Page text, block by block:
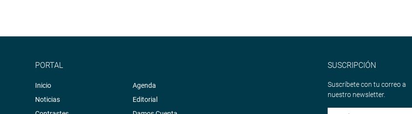
PORTAL
Inicio
Noticias
Agenda
Editorial
SUSCRIPCIÓN
Suscríbete con tu correo a
nuestro newsletter.